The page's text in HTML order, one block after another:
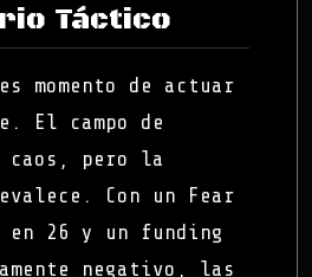
Táctico
momento de actuar
El campo de
caos, pero la
Con un Fear
en 26 y un funding
negativo, las